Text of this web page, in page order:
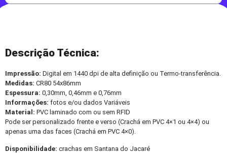
Descrição Técnica:
Impressão: Digital em 1440 dpi de alta definição ou Termo-transferência.
Medidas: CR80 54x86mm
Espessura: 0,30mm, 0,46mm e 0,76mm
Informações: fotos e/ou dados Variáveis
Material: PVC laminado com ou sem RFID
Pode ser personalizado frente e verso (Crachá em PVC 4×1 ou 4×4) ou
apenas uma das faces (Crachá em PVC 4×0).
Disponibilidade: crachas em Santana do Jacaré